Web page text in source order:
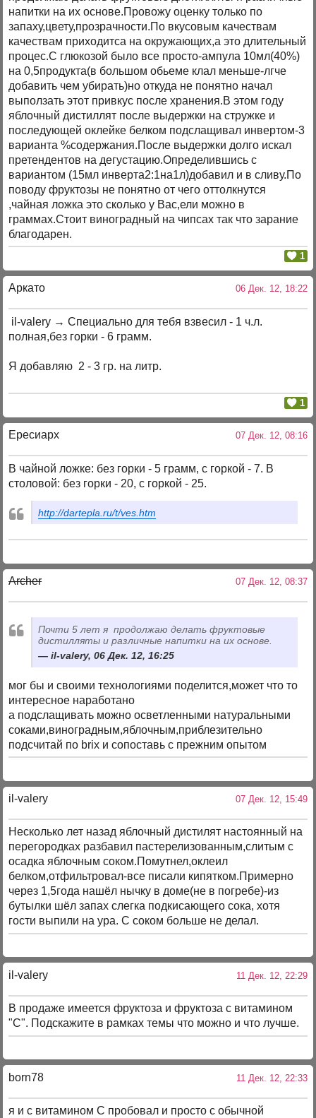
напитки на их основе.Провожу оценку только по
запаху,цвету,прозрачности.По вкусовым качествам
качествам приходитса на окружающих,а это длительный
процес.С глюкозой было все просто-ампула 10мл(40%)
на 0,5продукта(в большом обьеме клал меньше-лгче
добавить чем убирать)но откуда не понятно начал
выползать этот привкус после хранения.В этом году
яблочный дистиллят после выдержки на стружке и
последующей оклейке белком подслащивал инвертом-3
варианта %содержания.После выдержки долго искал
претендентов на дегустацию.Определившись с
вариантом (15мл инверта2:1на1л)добавил и в сливу.По
поводу фруктозы не понятно от чего оттолкнутся
,чайная ложка это сколько у Вас,ели можно в
граммах.Стоит виноградный на чипсах так что зарание
благодарен.
1
Аркато 06 Дек. 12, 18:22
il-valery → Специально для тебя взвесил - 1 ч.л.
полная,без горки - 6 грамм.
Я добавляю 2 - 3 гр. на литр.
1
Ересиарх 07 Дек. 12, 08:16
В чайной ложке: без горки - 5 грамм, с горкой - 7. В
столовой: без горки - 20, с горкой - 25.
http://dartepla.ru/t/ves.htm
Archer 07 Дек. 12, 08:37
Почти 5 лет я продолжаю делать фруктовые
дистилляты и различные напитки на их основе.
il-valery, 06 Дек. 12, 16:25
мог бы и своими технологиями поделится,может что то
интересное наработано
а подслащивать можно осветленными натуральными
соками,виноградным,яблочным,приблезительно
подсчитай по brix и сопоставь с прежним опытом
il-valery 07 Дек. 12, 15:49
Несколько лет назад яблочный дистилят настоянный на
перегородках разбавил пастерелизованным,слитым с
осадка яблочным соком.Помутнел,оклеил
белком,отфильтровал-все писали кипятком.Примерно
через 1,5года нашёл нычку в доме(не в погребе)-из
бутылки шёл запах слегка подкисающего сока, хотя
гости выпили на ура. С соком больше не делал.
il-valery 11 Дек. 12, 22:29
В продаже имеется фруктоза и фруктоза с витамином
"С". Подскажите в рамках темы что можно и что лучше.
born78 11 Дек. 12, 22:33
я и с витамином С пробовал и просто с обычной